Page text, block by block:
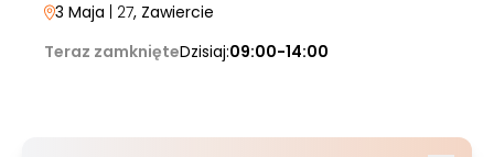
3 Maja | 27, Zawiercie
Teraz zamknięteDzisiaj:09:00-14:00